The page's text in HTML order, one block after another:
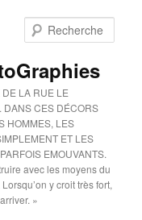
LA RUE LE
DANS CES DÉCORS
HOMMES, LES
ET LES
EMOUVANTS.
avec les moyens du
y croit très fort,
»